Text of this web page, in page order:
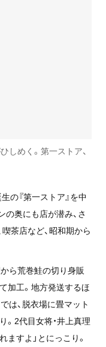
めく。第一ストア、
の『第一ストア』を中
の奥にも店が潜み、さ
茶店など、昭和期から
ら荒巻鮭の切り身販
加工。地方発送するほ
は、脱衣場に畳マット
。2代目女将・井上真理
すよ」とにっこり。